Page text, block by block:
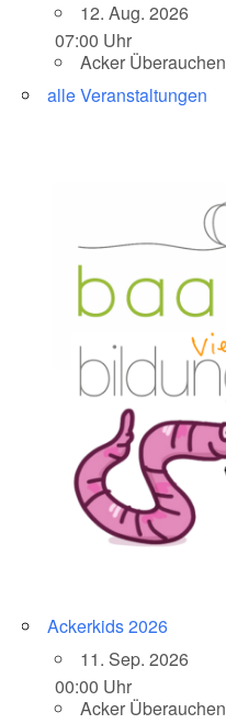
12. Aug. 2026
07:00 Uhr
Acker Überauchen
alle Veranstaltungen
Ackerkids 2026
11. Sep. 2026
00:00 Uhr
Acker Überauchen